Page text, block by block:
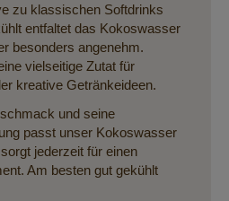
zu klassischen Softdrinks
entfaltet das Kokoswasser
besonders angenehm.
vielseitige Zutat für
kreative Getränkeideen.
und seine
passt unser Kokoswasser
jederzeit für einen
Am besten gut gekühlt